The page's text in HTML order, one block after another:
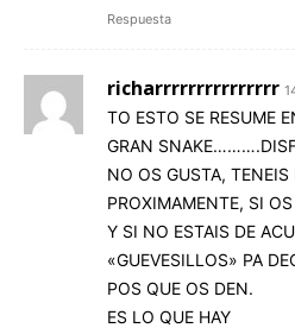
Respuesta
richarrrrrrrrrrrrrrr
TO ESTO SE RESUME
GRAN
NO OS GUSTA, TENEIS
PROXIMAMENTE, SI
Y SI NO ESTAIS DE
«GUEVESILLOS» PA
POS QUE OS DEN.
ES LO QUE HAY